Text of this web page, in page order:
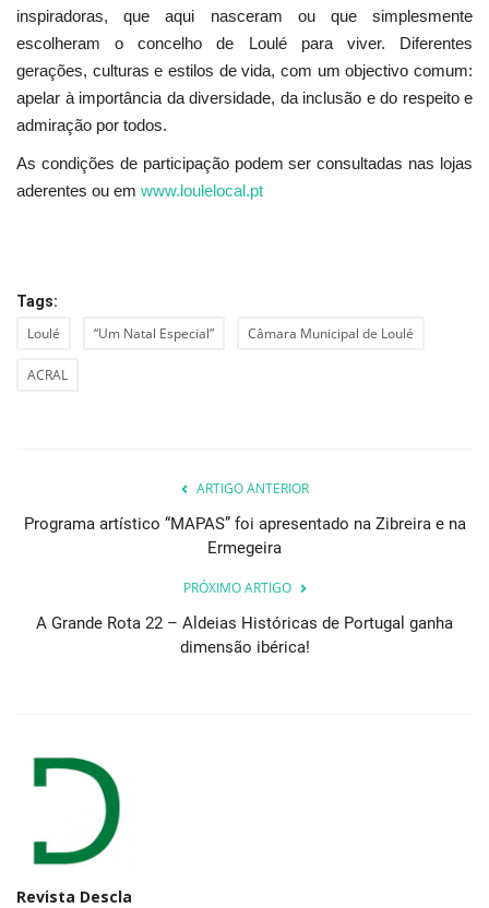
inspiradoras, que aqui nasceram ou que simplesmente
escolheram o concelho de Loulé para viver. Diferentes
gerações, culturas e estilos de vida, com um objectivo comum:
apelar à importância da diversidade, da inclusão e do respeito e
admiração por todos.
As condições de participação podem ser consultadas nas lojas
aderentes ou em www.loulelocal.pt
Tags:
Loulé “Um Natal Especial” Câmara Municipal de Loulé
ACRAL
ARTIGO ANTERIOR
Programa artístico “MAPAS” foi apresentado na Zibreira e na
Ermegeira
PRÓXIMO ARTIGO
A Grande Rota 22 – Aldeias Históricas de Portugal ganha
dimensão ibérica!
Revista Descla